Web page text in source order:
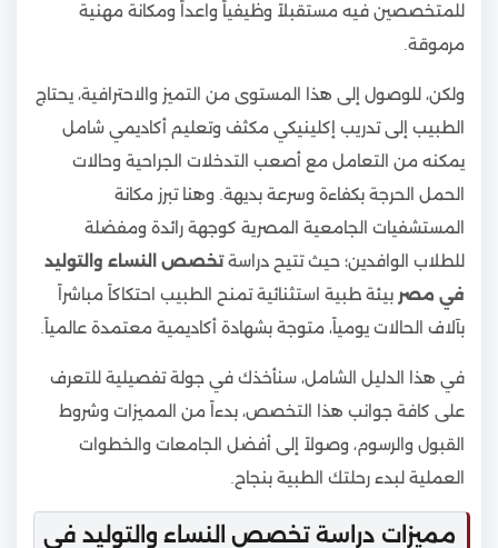
للمتخصصين فيه مستقبلاً وظيفياً واعداً ومكانة مهنية
مرموقة.
ولكن، للوصول إلى هذا المستوى من التميز والاحترافية، يحتاج
الطبيب إلى تدريب إكلينيكي مكثف وتعليم أكاديمي شامل
يمكنه من التعامل مع أصعب التدخلات الجراحية وحالات
الحمل الحرجة بكفاءة وسرعة بديهة. وهنا تبرز مكانة
المستشفيات الجامعية المصرية كوجهة رائدة ومفضلة
للطلاب الوافدين؛ حيث تتيح دراسةتخصص النساء والتوليد
في مصر بيئة طبية استثنائية تمنح الطبيب احتكاكاً مباشراً
بآلاف الحالات يومياً، متوجة بشهادة أكاديمية معتمدة عالمياً.
في هذا الدليل الشامل، سنأخذك في جولة تفصيلية للتعرف
على كافة جوانب هذا التخصص، بدءاً من المميزات وشروط
القبول والرسوم، وصولاً إلى أفضل الجامعات والخطوات
العملية لبدء رحلتك الطبية بنجاح.
مميزات دراسة تخصص النساء والتوليد في